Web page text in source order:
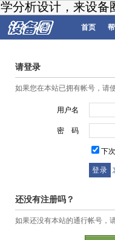
学分析设计，来设备
首页
请登录
如果您在本站已拥有帐号，请
用户名
密 码
下
还没有注册吗？
如果还没有本站的通行帐号，